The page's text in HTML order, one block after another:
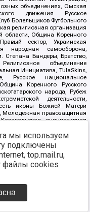
объединениях, Омская
движения Русское
Болельщиков Футбольного
религиозная организация
области, Община Коренного
сектор, Украинская
народная самооборона,
Степана Бандеры, Братство,
объединение
Инициатива, TulaSkins,
Русское национальное
Коренного Русского
народа, Рубеж
деятельности,
иконы Божией Матери
Молодежная правозащитная
инициативная
республика Русь,
и свобода, W.H.С., Фалунь
клуб-Новокузнецк/РПК,
Фонд защиты прав
Прикубанского округа г.
7822/
мы используем
подключены
top.mail.ru,
файлы cookies